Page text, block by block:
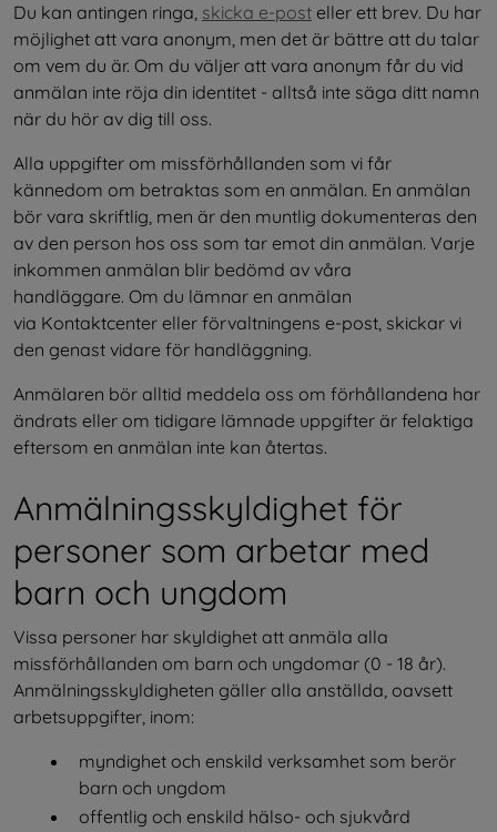
Du kan antingen ringa, skicka e-post eller ett brev. Du har
möjlighet att vara anonym, men det är bättre att du talar
om vem du är. Om du väljer att vara anonym får du vid
anmälan inte röja din identitet - alltså inte säga ditt namn
när du hör av dig till oss.
Alla uppgifter om missförhållanden som vi får
kännedom om betraktas som en anmälan. En anmälan
bör vara skriftlig, men är den muntlig dokumenteras den
av den person hos oss som tar emot din anmälan. Varje
inkommen anmälan blir bedömd av våra
handläggare. Om du lämnar en anmälan
via Kontaktcenter eller förvaltningens e-post, skickar vi
den genast vidare för handläggning.
Anmälaren bör alltid meddela oss om förhållandena har
ändrats eller om tidigare lämnade uppgifter är felaktiga
eftersom en anmälan inte kan återtas.
Anmälningsskyldighet för
personer som arbetar med
barn och ungdom
Vissa personer har skyldighet att anmäla alla
missförhållanden om barn och ungdomar (0 - 18 år).
Anmälningsskyldigheten gäller alla anställda, oavsett
arbetsuppgifter, inom:
myndighet och enskild verksamhet som berör
barn och ungdom
offentlig och enskild hälso- och sjukvård